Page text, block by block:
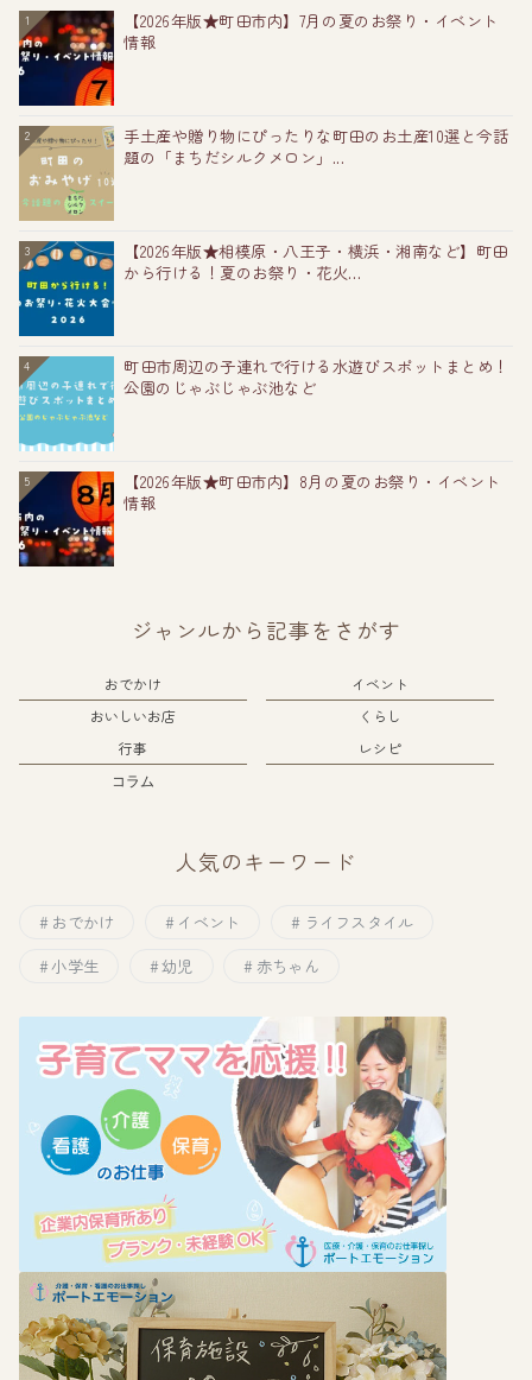
1
【2026年版★町田市内】7月の夏のお祭り・イベント
情報
2
手土産や贈り物にぴったりな町田のお土産10選と今話
題の「まちだシルクメロン」...
3
【2026年版★相模原・八王子・横浜・湘南など】町田
から行ける！夏のお祭り・花火...
4
町田市周辺の子連れで行ける水遊びスポットまとめ！
公園のじゃぶじゃぶ池など
5
【2026年版★町田市内】8月の夏のお祭り・イベント
情報
ジャンルから記事をさがす
おでかけ
イベント
おいしいお店
くらし
行事
レシピ
コラム
人気のキーワード
おでかけ イベント
ライフスタイル
小学生
幼児 赤ちゃん